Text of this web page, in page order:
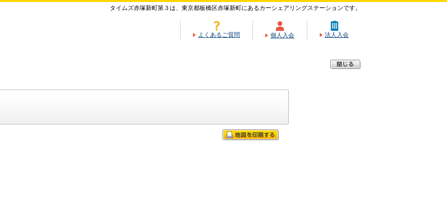
タイムズ赤塚新町第３は、東京都板橋区赤塚新町にあるカーシェアリングステーションです。
よくあるご質問 個人入会 法人入会